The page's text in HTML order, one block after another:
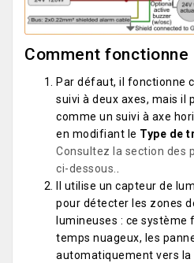
Comment fonctionne
Par défaut, il fonctionne
suivi à deux axes, mais il
comme un suivi à axe
en modifiant le Type de
Consultez la section des
ci-dessous..
Il utilise un capteur de
pour détecter les zones
lumineuses : ce
temps nuageux, les
automatiquement vers la